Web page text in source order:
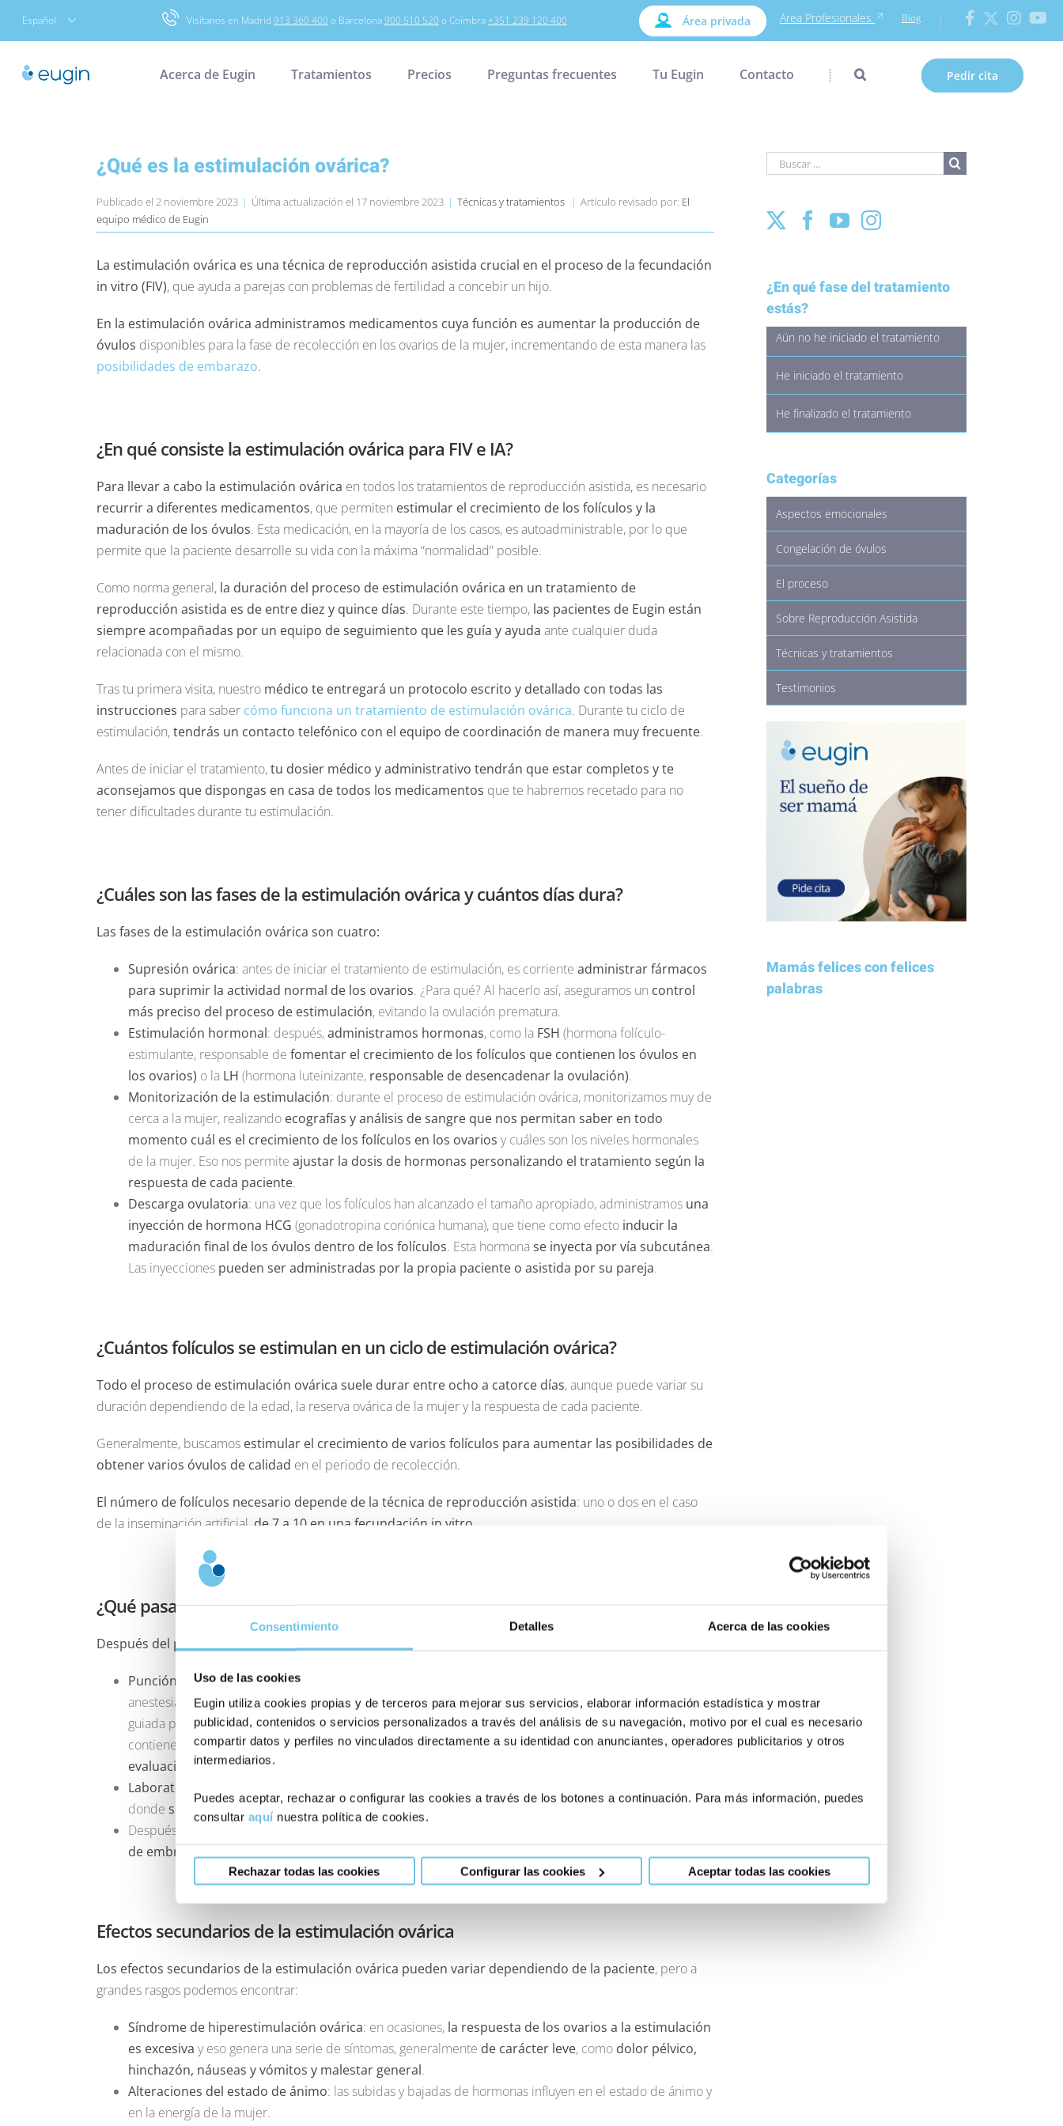
Consentimiento Detalles Acerca de las cookies
Uso de las cookies
Eugin utiliza cookies propias y de terceros para mejorar sus servicios, elaborar información estadística y mostrar
publicidad, contenidos o servicios personalizados a través del análisis de su navegación, motivo por el cual es necesario
compartir datos y perfiles no vinculados directamente a su identidad con anunciantes, operadores publicitarios y otros
intermediarios.
Puedes aceptar, rechazar o configurar las cookies a través de los botones a continuación. Para más información, puedes
consultar aquínuestra política de cookies.
Rechazar todas las cookies Configurar las cookies Aceptar todas las cookies
Español Visítanos en Madrid 913 360 400 o Barcelona900 510 520 o Coímbra+351 239 120 400 Área privada Área Profesionales Blog
Acerca de Eugin Tratamientos Precios Preguntas frecuentes Tu Eugin Contacto Pedir cita
¿Qué es la estimulación ovárica?
Publicado el 2 noviembre 2023 | Última actualización el 17 noviembre 2023 | Técnicas y tratamientos .| Artículo revisado por: El
equipo médico de Eugin
La estimulación ovárica es una técnica de reproducción asistida crucial en el proceso de la fecundación
in vitro (FIV), que ayuda a parejas con problemas de fertilidad a concebir un hijo.
En la estimulación ovárica administramos medicamentos cuya función es aumentar la producción de
óvulos disponibles para la fase de recolección en los ovarios de la mujer, incrementando de esta manera las
posibilidades de embarazo.
¿En qué consiste la estimulación ovárica para FIV e IA?
Para llevar a cabo la estimulación ovárica en todos los tratamientos de reproducción asistida, es necesario
recurrir a diferentes medicamentos, que permiten estimular el crecimiento de los folículos y la
maduración de los óvulos. Esta medicación, en la mayoría de los casos, es autoadministrable, por lo que
permite que la paciente desarrolle su vida con la máxima “normalidad” posible.
Como norma general, la duración del proceso de estimulación ovárica en un tratamiento de
reproducción asistida es de entre diez y quince días. Durante este tiempo, las pacientes de Eugin están
siempre acompañadas por un equipo de seguimiento que les guía y ayuda ante cualquier duda
relacionada con el mismo.
Tras tu primera visita, nuestro médico te entregará un protocolo escrito y detallado con todas las
instrucciones para saber cómo funciona un tratamiento de estimulación ovárica. Durante tu ciclo de
estimulación,tendrás un contacto telefónico con el equipo de coordinación de manera muy frecuente.
Antes de iniciar el tratamiento,tu dosier médico y administrativo tendrán que estar completos y te
aconsejamos que dispongas en casa de todos los medicamentos que te habremos recetado para no
tener dificultades durante tu estimulación.
¿Cuáles son las fases de la estimulación ovárica y cuántos días dura?
Las fases de la estimulación ovárica son cuatro:
Supresión ovárica: antes de iniciar el tratamiento de estimulación, es corriente administrar fármacos
para suprimir la actividad normal de los ovarios. ¿Para qué? Al hacerlo así, aseguramos un control
más preciso del proceso de estimulación, evitando la ovulación prematura.
Estimulación hormonal: después,administramos hormonas, como la FSH (hormona folículo-
estimulante, responsable de fomentar el crecimiento de los folículos que contienen los óvulos en
los ovarios) o la LH (hormona luteinizante, responsable de desencadenar la ovulación).
Monitorización de la estimulación: durante el proceso de estimulación ovárica, monitorizamos muy de
cerca a la mujer, realizando ecografías y análisis de sangre que nos permitan saber en todo
momento cuál es el crecimiento de los folículos en los ovarios y cuáles son los niveles hormonales
de la mujer. Eso nos permite ajustar la dosis de hormonas personalizando el tratamiento según la
respuesta de cada paciente.
Descarga ovulatoria: una vez que los folículos han alcanzado el tamaño apropiado, administramos una
inyección de hormona HCG (gonadotropina coriónica humana), que tiene como efecto inducir la
maduración final de los óvulos dentro de los folículos. Esta hormonase inyecta por vía subcutánea.
Las inyecciones pueden ser administradas por la propia paciente o asistida por su pareja.
¿Cuántos folículos se estimulan en un ciclo de estimulación ovárica?
Todo el proceso de estimulación ovárica suele durar entre ocho a catorce días, aunque puede variar su
duración dependiendo de la edad, la reserva ovárica de la mujer y la respuesta de cada paciente.
Generalmente, buscamos estimular el crecimiento de varios folículos para aumentar las posibilidades de
obtener varios óvulos de calidad en el periodo de recolección.
El número de folículos necesario depende de la técnica de reproducción asistida: uno o dos en el caso
de la inseminación artificial, de 7 a 10 en una fecundación in vitro
¿Qué pasa después de la estimulación ovárica?
Después del periodo de estimulación ovárica, el procedimiento seguiría con las siguientes fases:
Punción folicular: que se hace para recolectar los óvulos; es un paso que se realiza bajo sedación o
anestesia general, en un quirófano. Durante la punción folicular, un médico especialista utiliza una aguja
guiada por ecografía transvaginal paraaspirar los folículos ováricos y extraer los óvulosque
contienen. El líquido folicular se recoge en tubos de ensayo yse lleva al laboratorio para su
evaluación
.
Laboratorio y fertilización
donde se Fecundan con los espermatozoides
Después, sigue el
de embriones<s/trong> al útero de la mujer.
Efectos secundarios de la estimulación ovárica
Los efectos secundarios de la estimulación ovárica pueden variar dependiendo de la paciente, pero a
grandes rasgos podemos encontrar:
Síndrome de hiperestimulación ovárica: en ocasiones, la respuesta de los ovarios a la estimulación
es excesiva y eso genera una serie de síntomas, generalmente de carácter leve, como dolor pélvico,
hinchazón, náuseas y vómitos y malestar general.
Alteraciones del estado de ánimo: las subidas y bajadas de hormonas influyen en el estado de ánimo y
en la energía de la mujer.
Buscar
¿En qué fase del tratamiento
estás?
Aún no he iniciado el tratamiento
He iniciado el tratamiento
He finalizado el tratamiento
Categorías
Aspectos emocionales
Congelación de óvulos
El proceso
Sobre Reproducción Asistida
Técnicas y tratamientos
Testimonios
Mamás felices con felices
palabras